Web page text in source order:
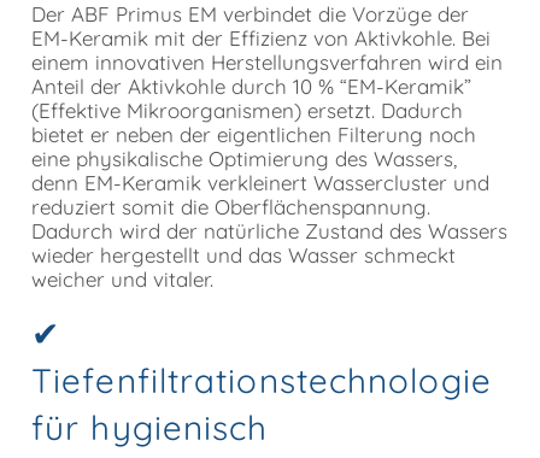
Der ABF Primus EM verbindet die Vorzüge der
EM-Keramik mit der Effizienz von Aktivkohle. Bei
einem innovativen Herstellungsverfahren wird ein
Anteil der Aktivkohle durch 10 % “EM-Keramik”
(Effektive Mikroorganismen) ersetzt. Dadurch
bietet er neben der eigentlichen Filterung noch
eine physikalische Optimierung des Wassers,
denn EM-Keramik verkleinert Wassercluster und
reduziert somit die Oberflächenspannung.
Dadurch wird der natürliche Zustand des Wassers
wieder hergestellt und das Wasser schmeckt
weicher und vitaler.
✔
Tiefenfiltrationstechnologie
für hygienisch